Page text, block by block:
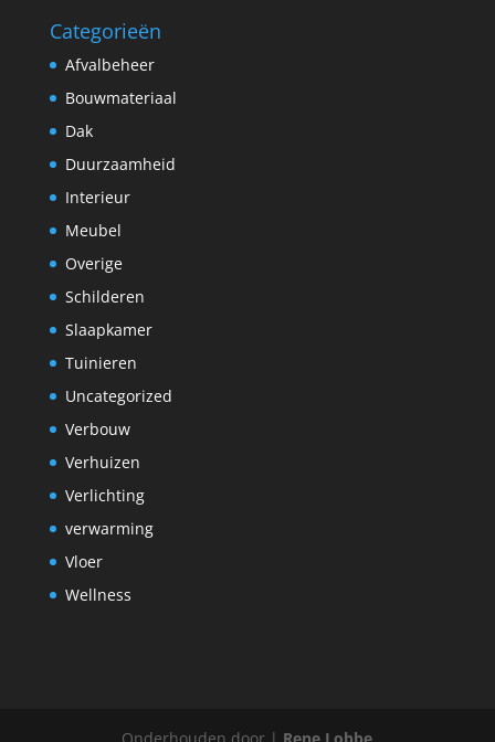
Categorieën
Afvalbeheer
Bouwmateriaal
Dak
Duurzaamheid
Interieur
Meubel
Overige
Schilderen
Slaapkamer
Tuinieren
Uncategorized
Verbouw
Verhuizen
Verlichting
verwarming
Vloer
Wellness
Onderhouden door | Rene Lobbe